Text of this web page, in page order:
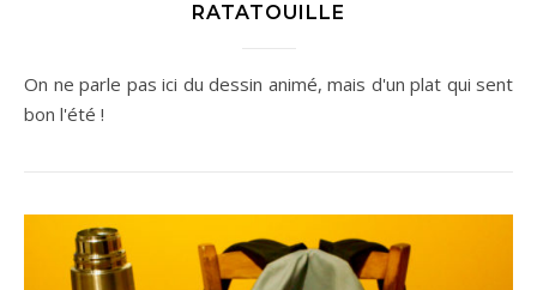
RATATOUILLE
On ne parle pas ici du dessin animé, mais d'un plat qui sent
bon l'été !